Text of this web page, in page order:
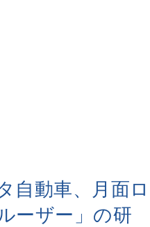
自動車、月面ロ
ーザー」の研